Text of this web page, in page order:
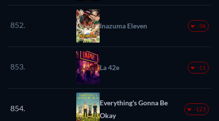
852. Inazuma Eleven -36
853. La 42e -11
854.
Everything's Gonna Be
Okay
-123